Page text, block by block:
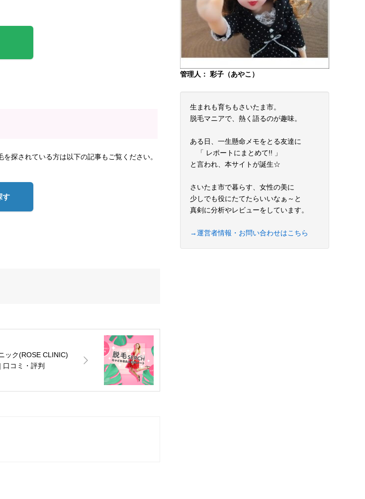
探されている方は以下の記事もご覧ください。
す
ック(ROSE CLINIC)
口コミ・評判
管理人： 彩子（あやこ）
生まれも育ちもさいたま市。
脱毛マニアで、熱く語るのが趣味。
ある日、一生懸命メモをとる友達に
「 レポートにまとめて!! 」
と言われ、本サイトが誕生☆
さいたま市で暮らす、女性の美に
少しでも役にたてたらいいなぁ～と
真剣に分析やレビューをしています。
→運営者情報・お問い合わせはこちら